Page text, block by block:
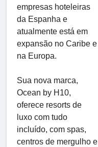
empresas hoteleiras
da Espanha e
atualmente está em
expansão no Caribe e
na Europa.
Sua nova marca,
Ocean by H10,
oferece resorts de
luxo com tudo
incluído, com spas,
centros de mergulho e